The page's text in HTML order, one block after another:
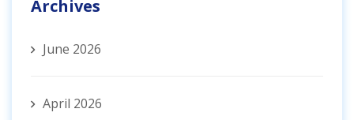
Archives
June 2026
April 2026